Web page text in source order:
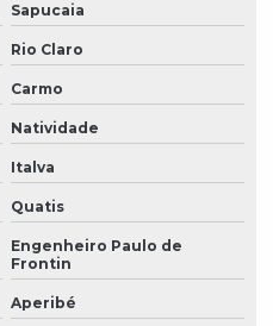
Sapucaia
Rio Claro
Carmo
Natividade
Italva
Quatis
Engenheiro Paulo de
Frontin
Aperibé